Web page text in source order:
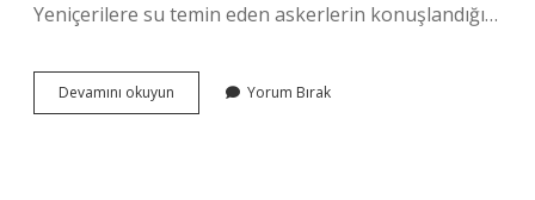
Yeniçerilere su temin eden askerlerin konuşlandığı…
Devamını okuyun
Ne
Yorum Bırak